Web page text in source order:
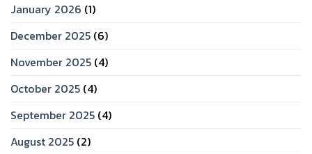
January 2026 (1)
December 2025 (6)
November 2025 (4)
October 2025 (4)
September 2025 (4)
August 2025 (2)